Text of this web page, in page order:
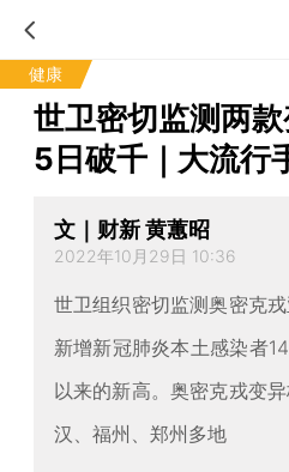
健康
世卫密切监测两
5日破千｜大流行
文｜财新 黄蕙昭
2022年10月29日 10:36
世卫组织密切监测奥密克
新增新冠肺炎本土感染者
以来的新高。奥密克戎变
汉、福州、郑州多地